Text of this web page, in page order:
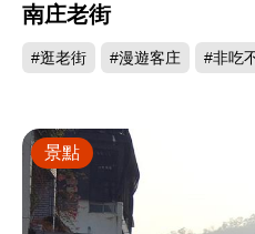
南庄老街
#逛老街 #漫遊客庄 #非吃
景點